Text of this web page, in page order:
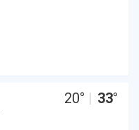
20° | 33°